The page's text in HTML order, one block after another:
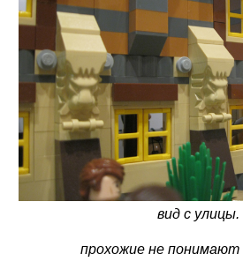
вид с улицы.
прохожие не понимают